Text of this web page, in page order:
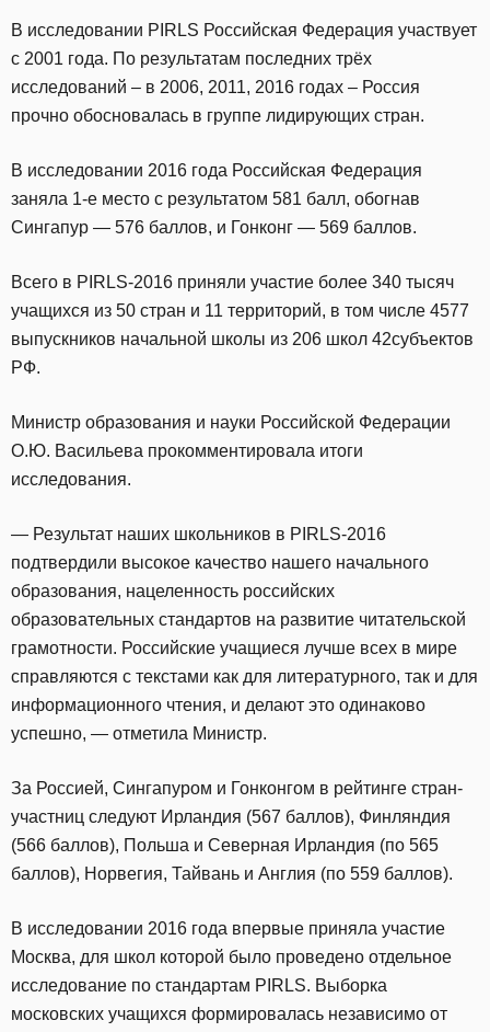
В исследовании PIRLS Российская Федерация участвует
с 2001 года. По результатам последних трёх
исследований – в 2006, 2011, 2016 годах – Россия
прочно обосновалась в группе лидирующих стран.
В исследовании 2016 года Российская Федерация
заняла 1-е место с результатом 581 балл, обогнав
Сингапур — 576 баллов, и Гонконг — 569 баллов.
Всего в PIRLS-2016 приняли участие более 340 тысяч
учащихся из 50 стран и 11 территорий, в том числе 4577
выпускников начальной школы из 206 школ 42субъектов
РФ.
Министр образования и науки Российской Федерации
О.Ю. Васильева прокомментировала итоги
исследования.
— Результат наших школьников в PIRLS-2016
подтвердили высокое качество нашего начального
образования, нацеленность российских
образовательных стандартов на развитие читательской
грамотности. Российские учащиеся лучше всех в мире
справляются с текстами как для литературного, так и для
информационного чтения, и делают это одинаково
успешно, — отметила Министр.
За Россией, Сингапуром и Гонконгом в рейтинге стран-
участниц следуют Ирландия (567 баллов), Финляндия
(566 баллов), Польша и Северная Ирландия (по 565
баллов), Норвегия, Тайвань и Англия (по 559 баллов).
В исследовании 2016 года впервые приняла участие
Москва, для школ которой было проведено отдельное
исследование по стандартам PIRLS. Выборка
московских учащихся формировалась независимо от